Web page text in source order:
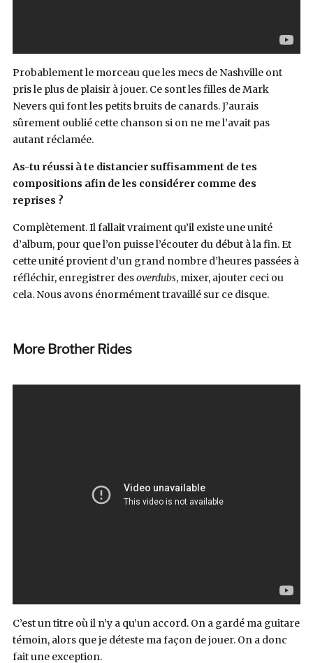
Probablement le morceau que les mecs de Nashville ont
pris le plus de plaisir à jouer. Ce sont les filles de Mark
Nevers qui font les petits bruits de canards. J’aurais
sûrement oublié cette chanson si on ne me l’avait pas
autant réclamée.
As-tu réussi à te distancier suffisamment de tes
compositions afin de les considérer comme des
reprises ?
Complètement. Il fallait vraiment qu’il existe une unité
d’album, pour que l’on puisse l’écouter du début à la fin. Et
cette unité provient d’un grand nombre d’heures passées à
réfléchir, enregistrer desoverdubs, mixer, ajouter ceci ou
cela. Nous avons énormément travaillé sur ce disque.
More Brother Rides
C’est un titre où il n’y a qu’un accord. On a gardé ma guitare
témoin, alors que je déteste ma façon de jouer. On a donc
fait une exception.